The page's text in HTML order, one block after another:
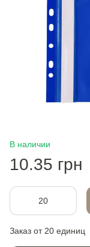
В наличии
10.35 грн
Заказ от 20 единиц